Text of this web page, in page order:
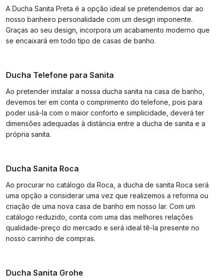
A Ducha Sanita Preta é a opção ideal se pretendemos dar ao
nosso banheiro personalidade com um design imponente.
Graças ao seu design, incorpora um acabamento moderno que
se encaixará em todo tipo de casas de banho.
Ducha Telefone para Sanita
Ao pretender instalar a nossa ducha sanita na casa de banho,
devemos ter em conta o comprimento do telefone, pois para
poder usá-la com o maior conforto e simplicidade, deverá ter
dimensões adequadas à distância entre a ducha de sanita e a
própria sanita.
Ducha Sanita Roca
Ao procurar no catálogo da Roca, a ducha de sanita Roca será
uma opção a considerar uma vez que realizemos a reforma ou
criação de uma nova casa de banho em nosso lar. Com um
catálogo reduzido, conta com uma das melhores relações
qualidade-preço do mercado e será ideal tê-la presente no
nosso carrinho de compras.
Ducha Sanita Grohe